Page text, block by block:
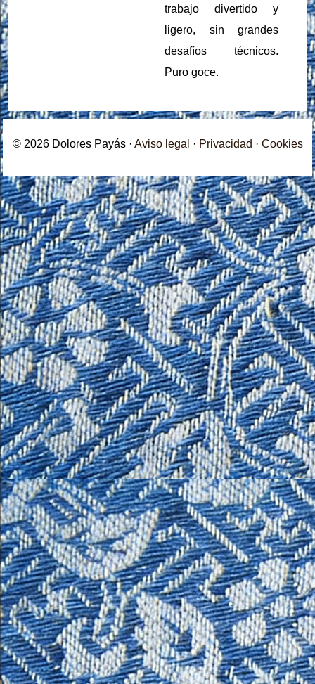
trabajo divertido y
ligero, sin grandes
desafíos técnicos.
Puro goce.
© 2026 Dolores Payás · Aviso legal · Privacidad · Cookies